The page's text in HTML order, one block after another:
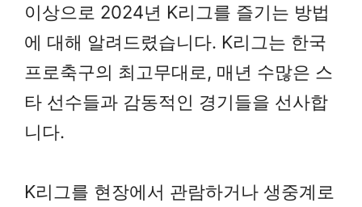
이상으로 2024년 K리그를 즐기는 방법
에 대해 알려드렸습니다. K리그는 한국
프로축구의 최고무대로, 매년 수많은 스
타 선수들과 감동적인 경기들을 선사합
니다.
K리그를 현장에서 관람하거나 생중계로